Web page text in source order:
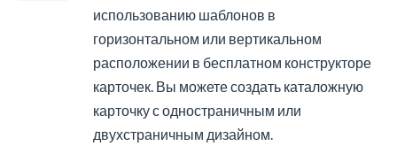
использованию шаблонов в
горизонтальном или вертикальном
расположении в бесплатном конструкторе
карточек. Вы можете создать каталожную
карточку с одностраничным или
двухстраничным дизайном.